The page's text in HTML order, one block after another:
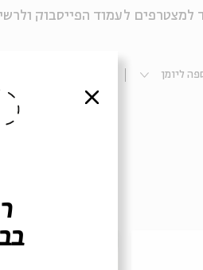
למצטרפים לעמוד הפייסבוק
ליומן
סגור